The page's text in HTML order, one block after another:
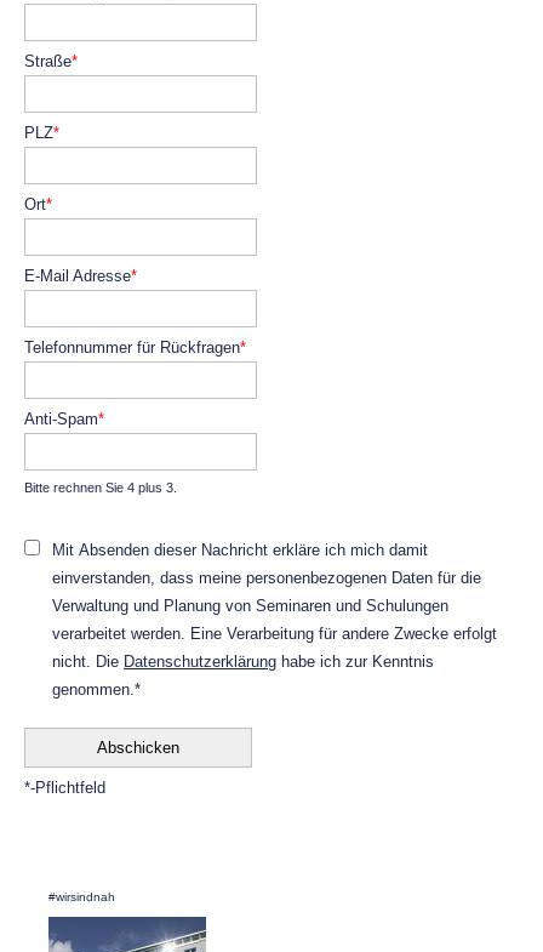
Pflichtfeld
Straße*
Pflichtfeld
PLZ*
Pflichtfeld
Ort*
Pflichtfeld
E-Mail Adresse*
Pflichtfeld
Telefonnummer für Rückfragen*
Pflichtfeld
Anti-Spam*
Bitte rechnen Sie 4 plus 3.
Mit Absenden dieser Nachricht erkläre ich mich damit
einverstanden, dass meine personenbezogenen Daten für die
Verwaltung und Planung von Seminaren und Schulungen
verarbeitet werden. Eine Verarbeitung für andere Zwecke erfolgt
nicht. Die Datenschutzerklärung habe ich zur Kenntnis
genommen.*
*-Pflichtfeld
#wirsindnah